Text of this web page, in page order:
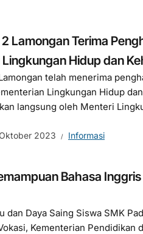
Lamongan Terima
Hidup dan
telah menerima
Lingkungan Hidup
langsung oleh Menteri
2023 Informasi
Bahasa
Daya Saing Siswa SMK
Kementerian Pendidikan